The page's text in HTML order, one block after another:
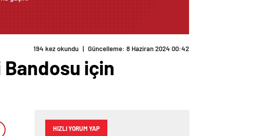
194 kez okundu | Güncelleme: 8 Haziran 2024 00:42
için
HIZLI YORUM YAP